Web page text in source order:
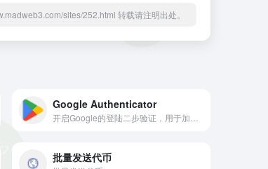
sites/252.html 转载请注明出处。
Google Authenticator
批量发送代币